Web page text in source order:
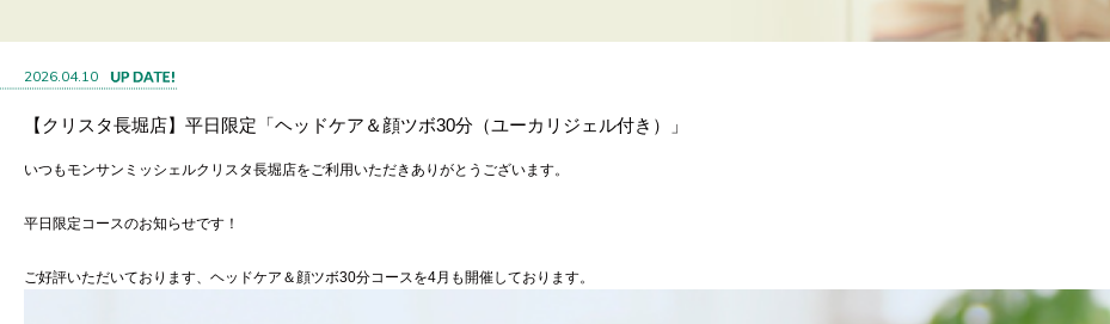
2026.04.10
【クリスタ長堀店】平日限定「ヘッドケア＆顔ツボ30分（ユーカリジェル付き）」
いつもモンサンミッシェルクリスタ長堀店をご利用いただきありがとうございます。
平日限定コースのお知らせです！
ご好評いただいております、ヘッドケア＆顔ツボ30分コースを4月も開催しております。